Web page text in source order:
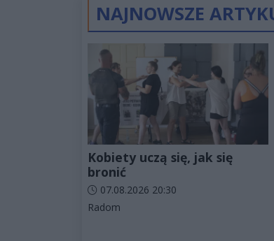
NAJNOWSZE
Kobiety uczą się, jak się
bronić
Data dodania artykułu:
07.08.2026 20:30
Kategorie artykułu:
Radom